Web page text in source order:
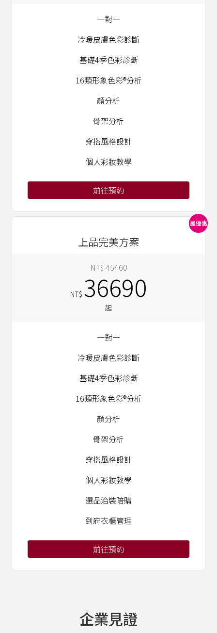
一對一
冷暖皮膚色彩診斷
基礎4季色彩診斷
16類形象色彩®分析
顏分析
骨架分析
穿搭風格設計
個人彩妝教學
前往預約
最優惠
上品完美方案
NT$ 45460
NT$ 36690
起
一對一
冷暖皮膚色彩診斷
基礎4季色彩診斷
16類形象色彩®分析
顏分析
骨架分析
穿搭風格設計
個人彩妝教學
選品治裝陪購
到府衣櫃管理
前往預約
企業見證